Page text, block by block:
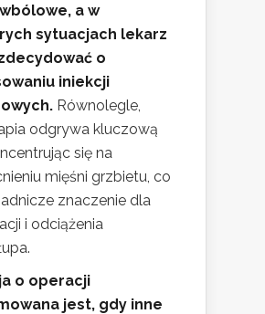
a w
sytuacjach lekarz
o
iniekcji
Równolegle,
odgrywa kluczową
się na
mięśni grzbietu, co
znaczenie dla
i odciążenia
o operacji
jest, gdy inne